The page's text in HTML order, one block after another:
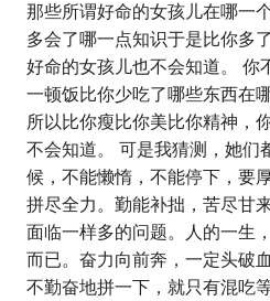
那些所谓好命的女孩儿在哪一
多会了哪一点知识于是比你多
好命的女孩儿也不会知道。 你
一顿饭比你少吃了哪些东西在
所以比你瘦比你美比你精神，
不会知道。 可是我猜测，她们
候，不能懒惰，不能停下，要
拼尽全力。勤能补拙，苦尽甘
面临一样多的问题。人的一生
而已。奋力向前奔，一定头破
不勤奋地拼一下，就只有混吃